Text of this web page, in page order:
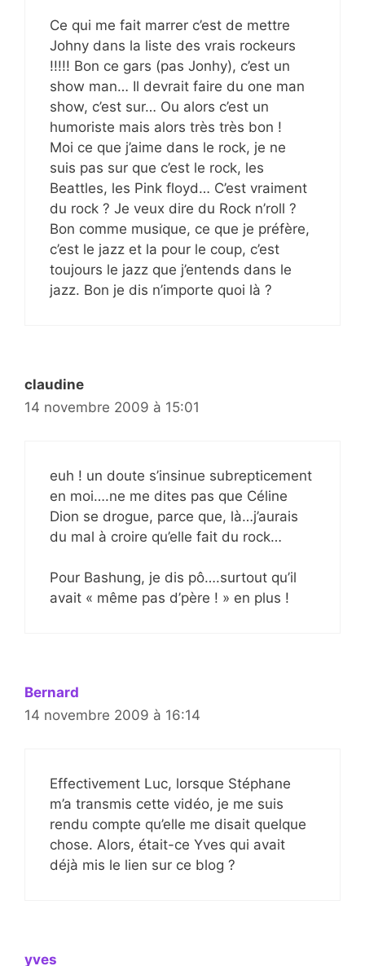
Ce qui me fait marrer c’est de mettre
Johny dans la liste des vrais rockeurs
!!!!! Bon ce gars (pas Jonhy), c’est un
show man… Il devrait faire du one man
show, c’est sur… Ou alors c’est un
humoriste mais alors très très bon !
Moi ce que j’aime dans le rock, je ne
suis pas sur que c’est le rock, les
Beattles, les Pink floyd… C’est vraiment
du rock ? Je veux dire du Rock n’roll ?
Bon comme musique, ce que je préfère,
c’est le jazz et la pour le coup, c’est
toujours le jazz que j’entends dans le
jazz. Bon je dis n’importe quoi là ?
claudine
14 novembre 2009 à 15:01
euh ! un doute s’insinue subrepticement
en moi….ne me dites pas que Céline
Dion se drogue, parce que, là…j’aurais
du mal à croire qu’elle fait du rock…
Pour Bashung, je dis pô….surtout qu’il
avait « même pas d’père ! » en plus !
Bernard
14 novembre 2009 à 16:14
Effectivement Luc, lorsque Stéphane
m’a transmis cette vidéo, je me suis
rendu compte qu’elle me disait quelque
chose. Alors, était-ce Yves qui avait
déjà mis le lien sur ce blog ?
yves